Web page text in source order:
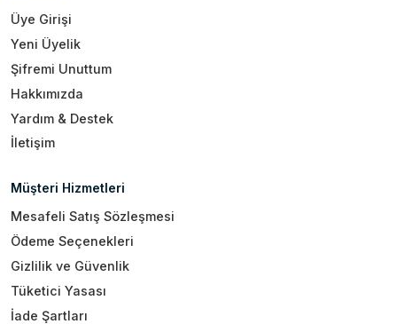
Üye Girişi
Yeni Üyelik
Şifremi Unuttum
Hakkımızda
Yardım & Destek
İletişim
Müşteri Hizmetleri
Mesafeli Satış Sözleşmesi
Ödeme Seçenekleri
Gizlilik ve Güvenlik
Tüketici Yasası
İade Şartları